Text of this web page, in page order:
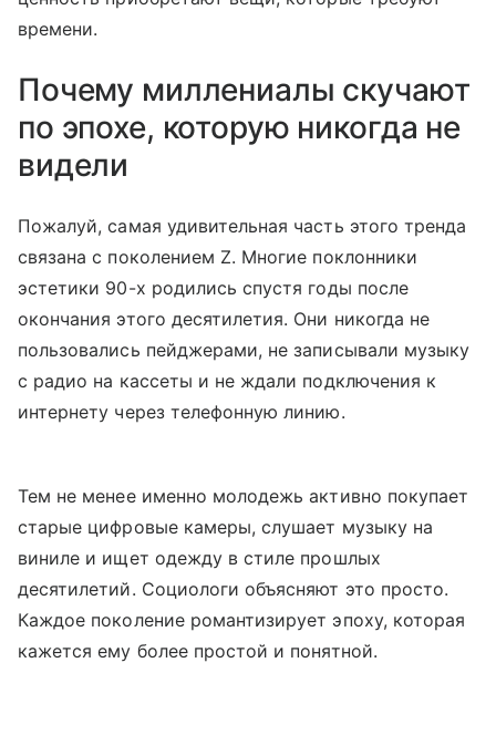
времени.
Почему миллениалы скучают
по эпохе, которую никогда не
видели
Пожалуй, самая удивительная часть этого тренда
связана с поколением Z. Многие поклонники
эстетики 90-х родились спустя годы после
окончания этого десятилетия. Они никогда не
пользовались пейджерами, не записывали музыку
с радио на кассеты и не ждали подключения к
интернету через телефонную линию.
Тем не менее именно молодежь активно покупает
старые цифровые камеры, слушает музыку на
виниле и ищет одежду в стиле прошлых
десятилетий. Социологи объясняют это просто.
Каждое поколение романтизирует эпоху, которая
кажется ему более простой и понятной.